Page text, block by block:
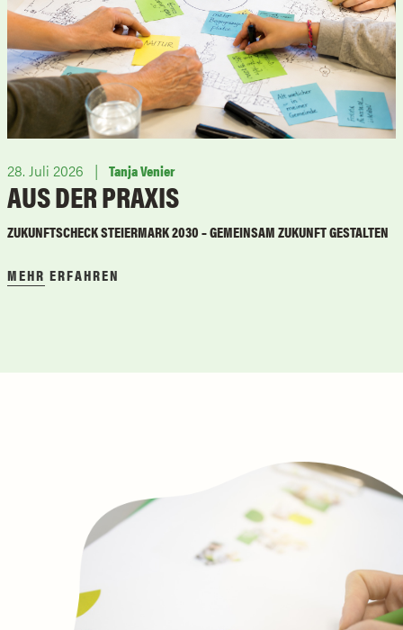
28. Juli 2026 Tanja Venier
AUS DER PRAXIS
ZUKUNFTSCHECK STEIERMARK 2030 – GEMEINSAM ZUKUNFT GESTALTEN
MEHR ERFAHREN